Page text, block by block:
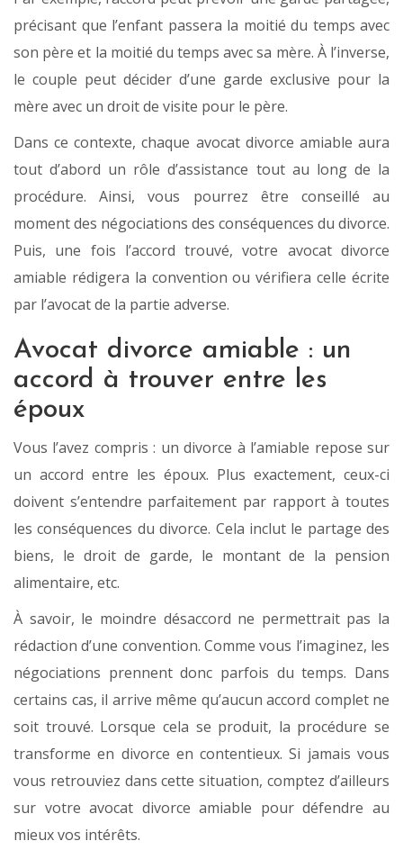
précisant que l’enfant passera la moitié du temps avec
son père et la moitié du temps avec sa mère. À l’inverse,
le couple peut décider d’une garde exclusive pour la
mère avec un droit de visite pour le père.
Dans ce contexte, chaque avocat divorce amiable aura
tout d’abord un rôle d’assistance tout au long de la
procédure. Ainsi, vous pourrez être conseillé au
moment des négociations des conséquences du divorce.
Puis, une fois l’accord trouvé, votre avocat divorce
amiable rédigera la convention ou vérifiera celle écrite
par l’avocat de la partie adverse.
Avocat divorce amiable : un
accord à trouver entre les
époux
Vous l’avez compris : un divorce à l’amiable repose sur
un accord entre les époux. Plus exactement, ceux-ci
doivent s’entendre parfaitement par rapport à toutes
les conséquences du divorce. Cela inclut le partage des
biens, le droit de garde, le montant de la pension
alimentaire, etc.
À savoir, le moindre désaccord ne permettrait pas la
rédaction d’une convention. Comme vous l’imaginez, les
négociations prennent donc parfois du temps. Dans
certains cas, il arrive même qu’aucun accord complet ne
soit trouvé. Lorsque cela se produit, la procédure se
transforme en divorce en contentieux. Si jamais vous
vous retrouviez dans cette situation, comptez d’ailleurs
sur votre avocat divorce amiable pour défendre au
mieux vos intérêts.